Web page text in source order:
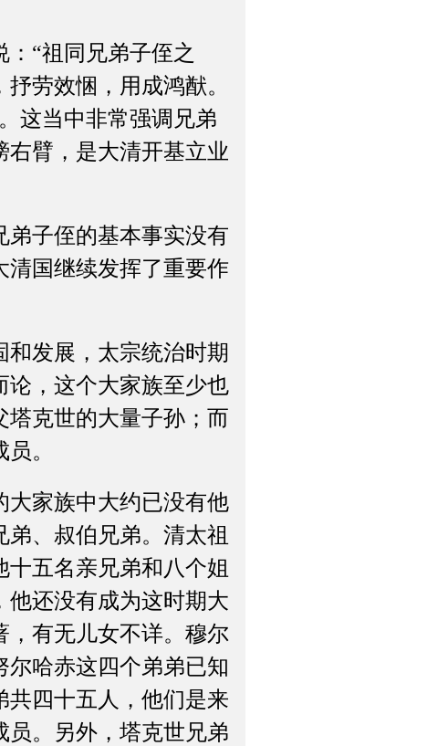
“祖同兄弟子侄之
劳效悃，用成鸿猷。
这当中非常强调兄弟
右臂，是大清开基立业
子侄的基本事实没有
清国继续发挥了重要作
发展，太宗统治时期
论，这个大家族至少也
克世的大量子孙；而
。
家族中大约已没有他
、叔伯兄弟。清太祖
五名亲兄弟和八个姐
他还没有成为这时期大
，有无儿女不详。穆尔
哈赤这四个弟弟已知
共四十五人，他们是来
员。另外，塔克世兄弟